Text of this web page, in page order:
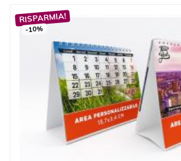
RISPARMIA!
-10%